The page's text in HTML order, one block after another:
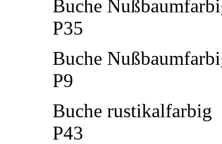
Buche
P35
Buche
P9
Buche rustikalfarbig
P43